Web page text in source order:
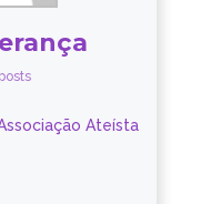
Ateísta